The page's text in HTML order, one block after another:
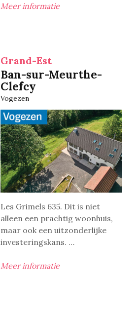
Meer informatie
Grand-Est
Ban-sur-Meurthe-
Clefcy
Vogezen
Les Grimels 635. Dit is niet
alleen een prachtig woonhuis,
maar ook een uitzonderlijke
investeringskans. …
Meer informatie